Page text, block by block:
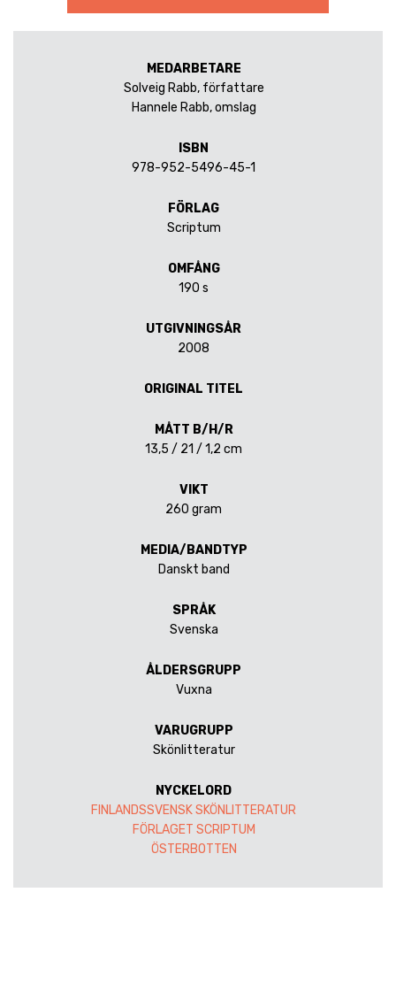
MEDARBETARE
Solveig Rabb, författare
Hannele Rabb, omslag
ISBN
978-952-5496-45-1
FÖRLAG
Scriptum
OMFÅNG
190 s
UTGIVNINGSÅR
2008
ORIGINAL TITEL
MÅTT B/H/R
13,5 / 21 / 1,2 cm
VIKT
260 gram
MEDIA/BANDTYP
Danskt band
SPRÅK
Svenska
ÅLDERSGRUPP
Vuxna
VARUGRUPP
Skönlitteratur
NYCKELORD
FINLANDSSVENSK SKÖNLITTERATUR
FÖRLAGET SCRIPTUM
ÖSTERBOTTEN